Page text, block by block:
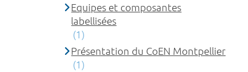
Equipes et composantes
labellisées
(1)
Présentation du CoEN Montpellier
(1)